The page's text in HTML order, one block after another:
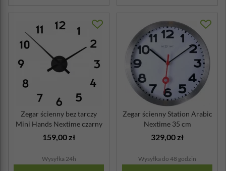
Zegar ścienny bez tarczy
Mini Hands Nextime czarny
159,00 zł
Wysyłka 24h
Zegar ścienny Station Arabic
Nextime 35 cm
329,00 zł
Wysyłka do 48 godzin